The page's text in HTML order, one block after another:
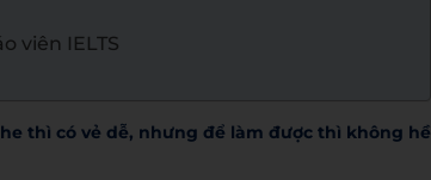
viên IELTS
thì có vẻ dễ, nhưng để làm được thì không hề